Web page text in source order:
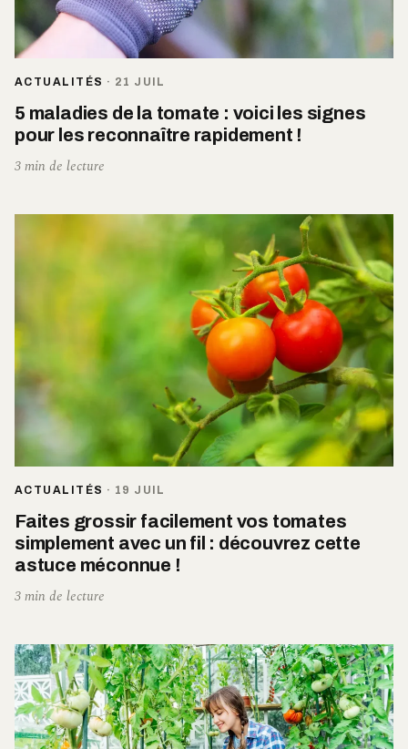
ACTUALITÉS · 21 JUIL
5 maladies de la tomate : voici les signes
pour les reconnaître rapidement !
3 min de lecture
ACTUALITÉS · 19 JUIL
Faites grossir facilement vos tomates
simplement avec un fil : découvrez cette
astuce méconnue !
3 min de lecture